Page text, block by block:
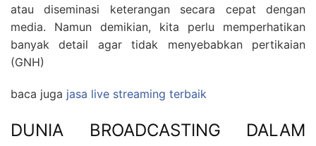
atau diseminasi keterangan secara cepat dengan
media. Namun demikian, kita perlu memperhatikan
banyak detail agar tidak menyebabkan pertikaian
(GNH)
baca juga jasa live streaming terbaik
DUNIA BROADCASTING DALAM